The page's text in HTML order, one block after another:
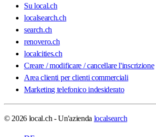
Su local.ch
localsearch.ch
search.ch
renovero.ch
localcities.ch
Creare / modificare / cancellare l'inscrizione
Area clienti per clienti commerciali
Marketing telefonico indesiderato
© 2026 local.ch - Un'azienda localsearch